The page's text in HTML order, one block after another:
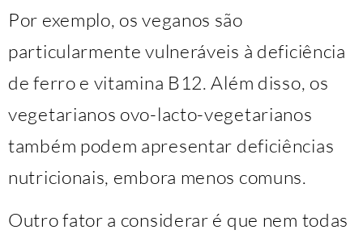
Por exemplo, os veganos são
particularmente vulneráveis ​​à deficiência
de ferro e vitamina B12. Além disso, os
vegetarianos ovo-lacto-vegetarianos
também podem apresentar deficiências
nutricionais, embora menos comuns.
Outro fator a considerar é que nem todas